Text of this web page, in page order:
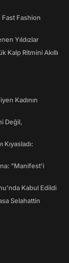
Fast Fashion
Yıldızlar
Kalp Ritmini Akıllı
Kadının
Değil,
"Manifest’i
Kabul Edildi
Selahattin